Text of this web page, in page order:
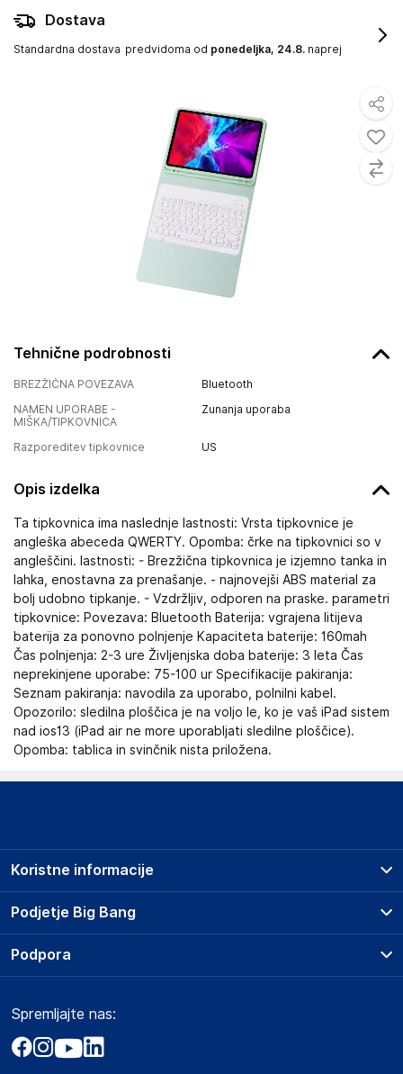
Tehnične podrobnosti
BREZŽIČNA POVEZAVA
Bluetooth
NAMEN UPORABE -
MIŠKA/TIPKOVNICA
Zunanja uporaba
Razporeditev tipkovnice US
Opis izdelka
Ta tipkovnica ima naslednje lastnosti: Vrsta tipkovnice je
angleška abeceda QWERTY. Opomba: črke na tipkovnici so v
angleščini. lastnosti: - Brezžična tipkovnica je izjemno tanka in
lahka, enostavna za prenašanje. - najnovejši ABS material za
bolj udobno tipkanje. - Vzdržljiv, odporen na praske. parametri
tipkovnice: Povezava: Bluetooth Baterija: vgrajena litijeva
baterija za ponovno polnjenje Kapaciteta baterije: 160mah
Čas polnjenja: 2-3 ure Življenjska doba baterije: 3 leta Čas
neprekinjene uporabe: 75-100 ur Specifikacije pakiranja:
Seznam pakiranja: navodila za uporabo, polnilni kabel.
Opozorilo: sledilna ploščica je na voljo le, ko je vaš iPad sistem
nad ios13 (iPad air ne more uporabljati sledilne ploščice).
Opomba: tablica in svinčnik nista priložena.
Dostava
Standardna dostava predvidoma od ponedeljka, 24.8. naprej
Podjetje Big Bang
O podjetju
Obvestila za javnost
Akt o digitalnih storitvah
Koristne informacije
Prodajna mesta
Storitve
Dostava, vnos in odvoz
Zavarovanje izdelkov
Podpora
Marketplace
Kako oddati naročilo?
Spremljajte nas: